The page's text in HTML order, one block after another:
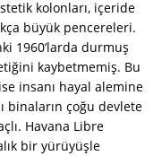
kolonları, içeride
büyük pencereleri.
1960’larda durmuş
kaybetmemiş. Bu
insanı hayal alemine
binaların çoğu devlete
Havana Libre
bir yürüyüşle